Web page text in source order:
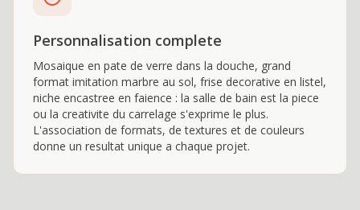
Personnalisation complete
Mosaique en pate de verre dans la douche, grand
format imitation marbre au sol, frise decorative en listel,
niche encastree en faience : la salle de bain est la piece
ou la creativite du carrelage s'exprime le plus.
L'association de formats, de textures et de couleurs
donne un resultat unique a chaque projet.